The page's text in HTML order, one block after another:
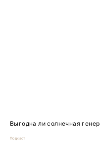
Выгодна ли солнечная
Подкаст